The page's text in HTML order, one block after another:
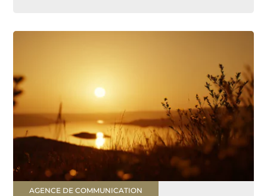
AGENCE DE COMMUNICATION